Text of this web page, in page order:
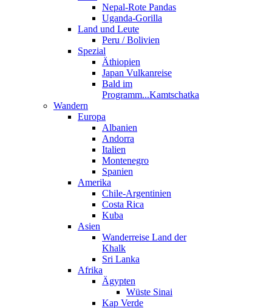
Nepal-Rote Pandas
Uganda-Gorilla
Land und Leute
Peru / Bolivien
Spezial
Äthiopien
Japan Vulkanreise
Bald im
Programm...Kamtschatka
Wandern
Europa
Albanien
Andorra
Italien
Montenegro
Spanien
Amerika
Chile-Argentinien
Costa Rica
Kuba
Asien
Wanderreise Land der
Khalk
Sri Lanka
Afrika
Ägypten
Wüste Sinai
Kap Verde